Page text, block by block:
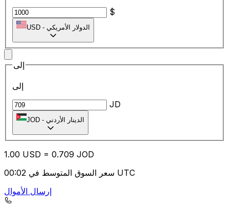
$
USD - الدولار الأمريكي
إلى
إلى
JD
JOD - الدينار الأردني
1.00 USD = 0.709 JOD
سعر السوق المتوسط في 00:02 UTC
إرسال الأموال